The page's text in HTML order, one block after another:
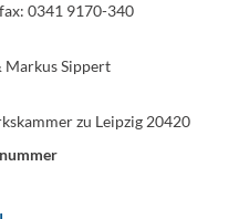
0341 9170-340
Markus Sippert
zu Leipzig 20420